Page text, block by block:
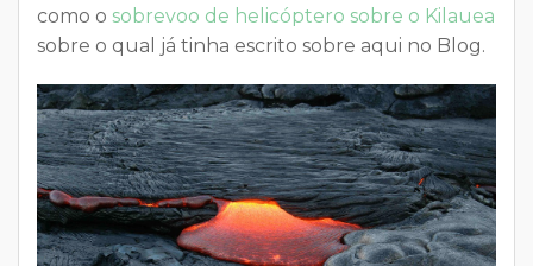
como o sobrevoo de helicóptero sobre o Kilauea
sobre o qual já tinha escrito sobre aqui no Blog.